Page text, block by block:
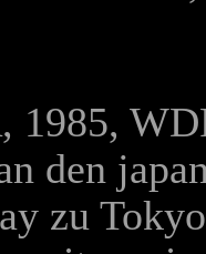
1985,
den
zu